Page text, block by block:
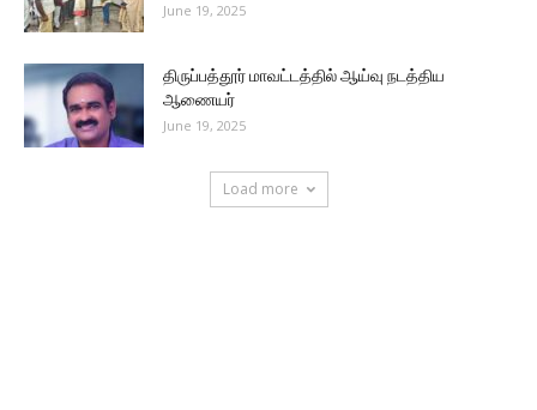
June 19, 2025
திருப்பத்தூர் மாவட்டத்தில் ஆய்வு நடத்திய
ஆணையர்
June 19, 2025
Load more